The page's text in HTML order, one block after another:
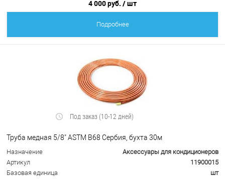
4 000 руб. / шт
Подробнее
Под заказ (10-12 дней)
Труба медная 5/8" ASTM B68 Сербия, бухта 30м
Назначение
Аксессуары для кондиционеров
Артикул
11900015
Базовая единица
шт